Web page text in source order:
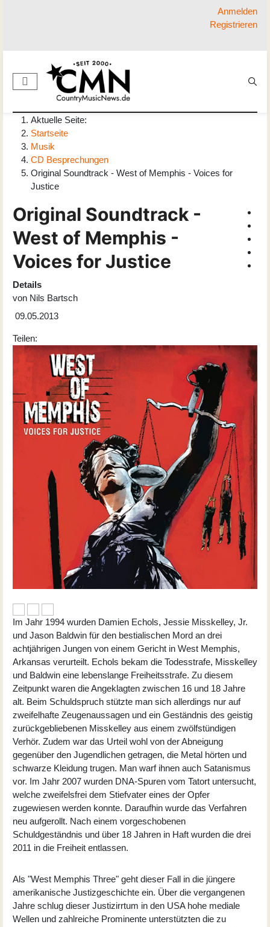
Anmelden
Registrieren
Aktuelle Seite:
Startseite
Musik
CD Besprechungen
Original Soundtrack - West of Memphis - Voices for
Justice
Original Soundtrack -
West of Memphis -
Voices for Justice
Details
von Nils Bartsch
09.05.2013
Teilen:
Im Jahr 1994 wurden Damien Echols, Jessie Misskelley, Jr.
und Jason Baldwin für den bestialischen Mord an drei
achtjährigen Jungen von einem Gericht in West Memphis,
Arkansas verurteilt. Echols bekam die Todesstrafe, Misskelley
und Baldwin eine lebenslange Freiheitsstrafe. Zu diesem
Zeitpunkt waren die Angeklagten zwischen 16 und 18 Jahre
alt. Beim Schuldspruch stützte man sich allerdings nur auf
zweifelhafte Zeugenaussagen und ein Geständnis des geistig
zurückgebliebenen Misskelley aus einem zwölfstündigen
Verhör. Zudem war das Urteil wohl von der Abneigung
gegenüber den Jugendlichen getragen, die Metal hörten und
schwarze Kleidung trugen. Man warf ihnen auch Satanismus
vor. Im Jahr 2007 wurden DNA-Spuren vom Tatort untersucht,
welche zweifelsfrei dem Stiefvater eines der Opfer
zugewiesen werden konnte. Daraufhin wurde das Verfahren
neu aufgerollt. Nach einem vorgeschobenen
Schuldgeständnis und über 18 Jahren in Haft wurden die drei
2011 in die Freiheit entlassen.
Als "West Memphis Three" geht dieser Fall in die jüngere
amerikanische Justizgeschichte ein. Über die vergangenen
Jahre schlug dieser Justizirrtum in den USA hohe mediale
Wellen und zahlreiche Prominente unterstützten die zu